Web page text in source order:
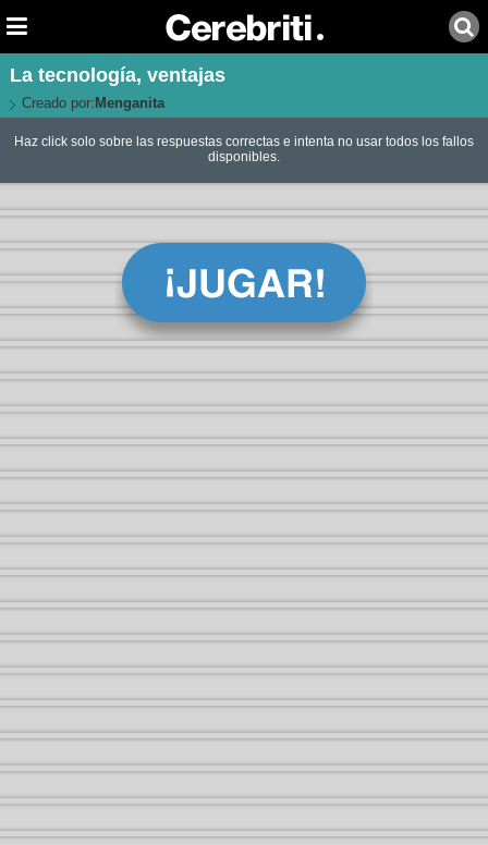
La tecnología, ventajas
Creado por: Menganita
Haz click solo sobre las respuestas correctas e intenta no usar todos los fallos
disponibles.